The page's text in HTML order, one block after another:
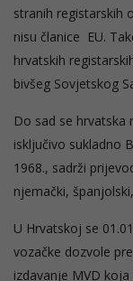
stranih registarskih
nisu članice EU.
hrvatskih
bivšeg Sovjetskog
Do sad se hrvatska
isključivo sukladno
1968., sadrži
njemački,
U Hrvatskoj se
vozačke dozvole
izdavanje MVD